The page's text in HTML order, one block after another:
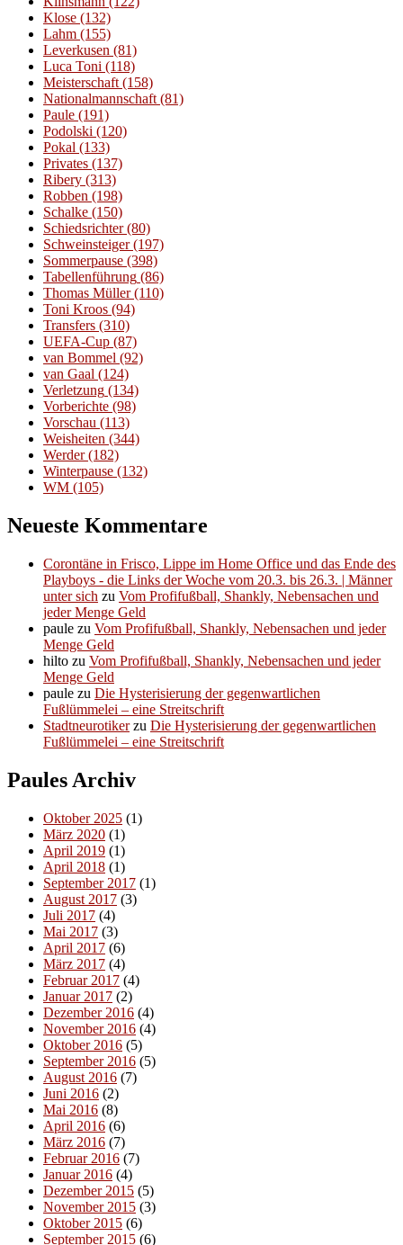
Klose (132)
Lahm (155)
Leverkusen (81)
Luca Toni (118)
Meisterschaft(158)
Nationalmannschaft(81)
Paule (191)
Podolski (120)
Pokal (133)
Privates (137)
Ribery (313)
Robben (198)
Schalke (150)
Schiedsrichter(80)
Schweinsteiger(197)
Sommerpause (398)
Tabellenführung (86)
Thomas Müller(110)
Toni Kroos (94)
Transfers (310)
UEFA-Cup (87)
van Bommel (92)
van Gaal (124)
Verletzung (134)
Vorberichte (98)
Vorschau (113)
Weisheiten (344)
Werder(182)
Winterpause (132)
WM (105)
Neueste Kommentare
Corontäne in Frisco, Lippe im Home Office und das Ende des
Playboys - die Links der Woche vom 20.3. bis 26.3. | Männer
unter sich zu Vom Profifußball, Shankly, Nebensachen und
jeder Menge Geld
paule zu Vom Profifußball, Shankly, Nebensachen und jeder
Menge Geld
hilto zu Vom Profifußball, Shankly, Nebensachen und jeder
Menge Geld
paule zu Die Hysterisierung der gegenwartlichen
Fußlümmelei – eine Streitschrift
Stadtneurotikerzu Die Hysterisierung der gegenwartlichen
Fußlümmelei – eine Streitschrift
Paules Archiv
Oktober 2025 (1)
März 2020 (1)
April 2019 (1)
April 2018 (1)
September 2017 (1)
August 2017 (3)
Juli 2017 (4)
Mai 2017 (3)
April 2017 (6)
März 2017 (4)
Februar 2017 (4)
Januar 2017 (2)
Dezember 2016 (4)
November 2016 (4)
Oktober 2016 (5)
September 2016 (5)
August 2016 (7)
Juni 2016 (2)
Mai 2016 (8)
April 2016 (6)
März 2016 (7)
Februar 2016 (7)
Januar 2016 (4)
Dezember 2015 (5)
November 2015 (3)
Oktober 2015 (6)
September 2015 (6)